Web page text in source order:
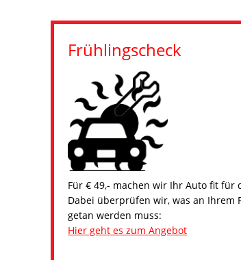
Frühlingscheck
Für € 49,- machen wir Ihr Auto fit für
Dabei überprüfen wir, was an Ihrem
getan werden muss:
Hier geht es zum Angebot